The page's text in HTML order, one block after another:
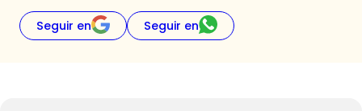
Seguir en Seguir en